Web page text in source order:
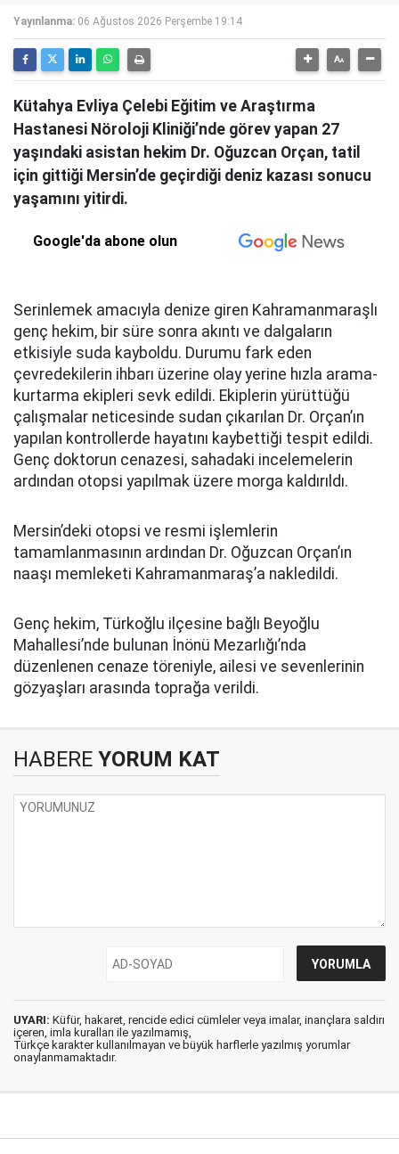
Yayınlanma: 06 Ağustos 2026 Perşembe 19:14
Kütahya Evliya Çelebi Eğitim ve Araştırma
Hastanesi Nöroloji Kliniği’nde görev yapan 27
yaşındaki asistan hekim Dr. Oğuzcan Orçan, tatil
için gittiği Mersin’de geçirdiği deniz kazası sonucu
yaşamını yitirdi.
Google'da abone olun
Serinlemek amacıyla denize giren Kahramanmaraşlı
genç hekim, bir süre sonra akıntı ve dalgaların
etkisiyle suda kayboldu. Durumu fark eden
çevredekilerin ihbarı üzerine olay yerine hızla arama-
kurtarma ekipleri sevk edildi. Ekiplerin yürüttüğü
çalışmalar neticesinde sudan çıkarılan Dr. Orçan’ın
yapılan kontrollerde hayatını kaybettiği tespit edildi.
Genç doktorun cenazesi, sahadaki incelemelerin
ardından otopsi yapılmak üzere morga kaldırıldı.
Mersin’deki otopsi ve resmi işlemlerin
tamamlanmasının ardından Dr. Oğuzcan Orçan’ın
naaşı memleketi Kahramanmaraş’a nakledildi.
Genç hekim, Türkoğlu ilçesine bağlı Beyoğlu
Mahallesi’nde bulunan İnönü Mezarlığı’nda
düzenlenen cenaze töreniyle, ailesi ve sevenlerinin
gözyaşları arasında toprağa verildi.
HABERE YORUM KAT
UYARI: Küfür, hakaret, rencide edici cümleler veya imalar, inançlara saldırı
içeren, imla kuralları ile yazılmamış,
Türkçe karakter kullanılmayan ve büyük harflerle yazılmış yorumlar
onaylanmamaktadır.